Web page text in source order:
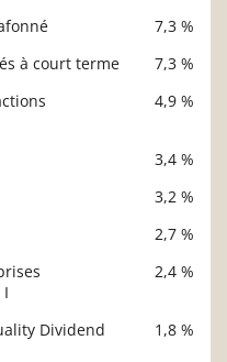
7,3 %
à court terme
7,3 %
4,9 %
3,4 %
3,2 %
2,7 %
2,4 %
Dividend
1,8 %